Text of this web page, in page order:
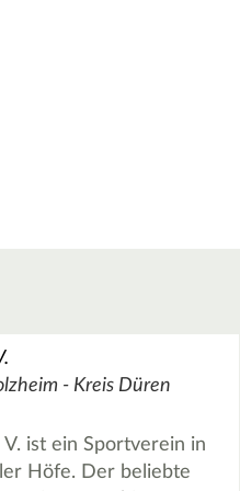
- Kreis Düren
V. ist ein Sportverein in
Höfe. Der beliebte